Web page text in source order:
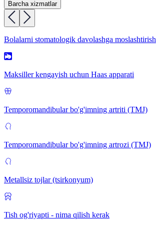
Barcha xizmatlar
Bolalarni stomatologik davolashga moslashtirish
Maksiller kengayish uchun Haas apparati
Temporomandibular bo'g'imning artriti (TMJ)
Temporomandibular bo'g'imning artrozi (TMJ)
Metallsiz tojlar (tsirkonyum)
Tish og'riyapti - nima qilish kerak